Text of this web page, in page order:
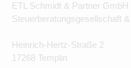
ETL Schmidt & Partner GmbH
Steuerberatungsgesellschaft
Heinrich-Hertz-Straße 2
17268 Templin